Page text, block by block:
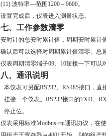
(11) 波特率—范围1200～9600。
设置完成后，仪表进入测量状态。
七、工作参数清零
安时计的总安时累计值，周期安时累计
确认后可以选择对周期累计值清零、总
仪表周期清零端子09、 10短接一下可以
八、通讯说明
本仪表可另配RS232、RS485接口，直
挂接一个仪表。 RS232接口的TXD、
停止位。
仪表采用标准Modbus-rtu通讯协议，在